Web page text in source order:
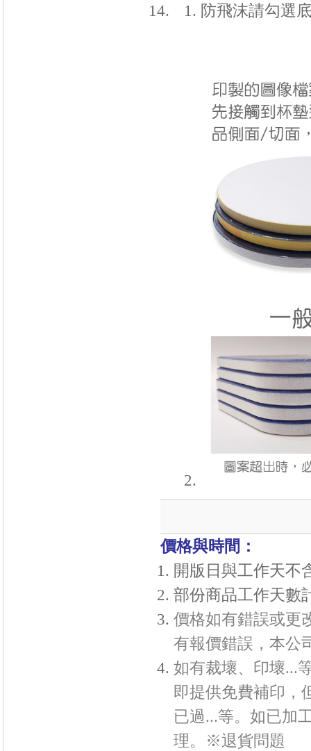
防飛沫請勾選
價格與時間：
開版日與工作天不
部份商品工作天數
價格如有錯誤或更
有報價錯誤，本公
如有裁壞、印壞...
即提供免費補印，
已過...等。如已加
理。※退貨問題